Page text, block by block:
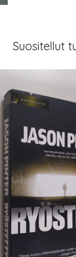
Suositellut